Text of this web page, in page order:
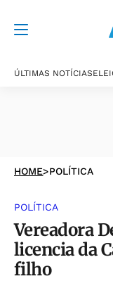
ÚLTIMAS NOTÍCIAS
HOME>POLÍTICA
POLÍTICA
Vereadora
licencia da
filho